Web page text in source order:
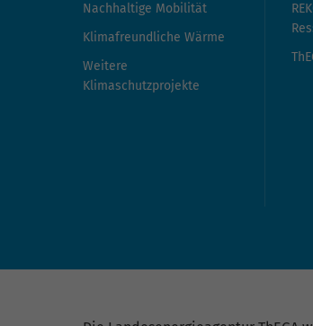
Nachhaltige Mobilität
Klimafreundliche Wärme
Weitere
Klimaschutzprojekte